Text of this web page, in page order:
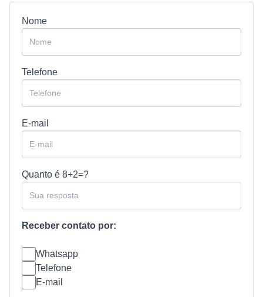
Nome
Telefone
E-mail
Quanto é 8+2=?
Receber contato por:
Whatsapp
Telefone
E-mail